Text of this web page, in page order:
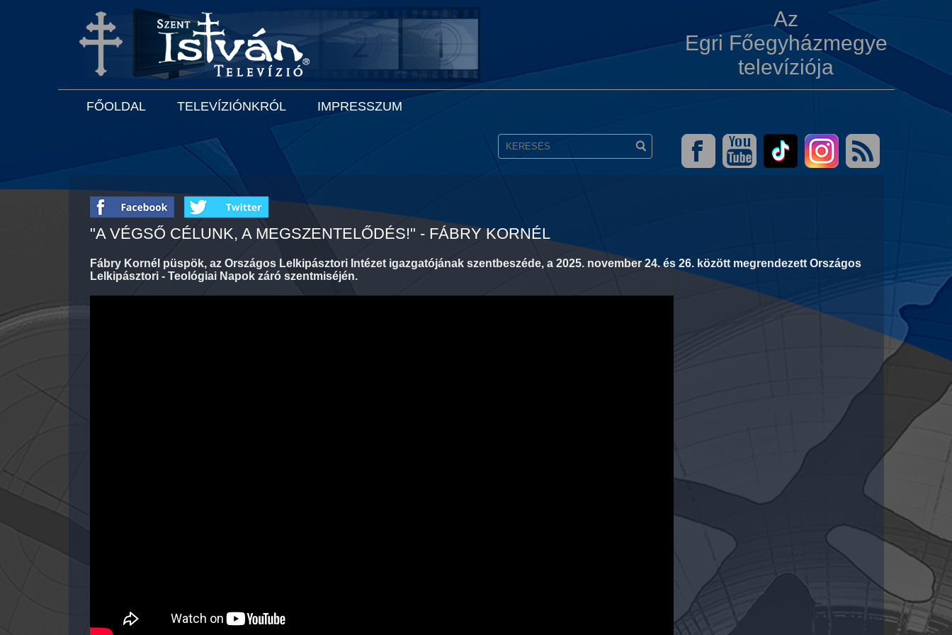
Az
Egri Főegyházmegye
televíziója
FŐOLDAL TELEVÍZIÓNKRÓL IMPRESSZUM
"A VÉGSŐ CÉLUNK, A MEGSZENTELŐDÉS!" - FÁBRY KORNÉL
Fábry Kornél püspök, az Országos Lelkipásztori Intézet igazgatójának szentbeszéde, a 2025. november 24. és 26. között megrendezett Országos
Lelkipásztori - Teológiai Napok záró szentmiséjén.